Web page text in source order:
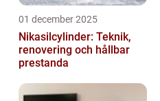
01 december 2025
Nikasilcylinder: Teknik,
renovering och hållbar
prestanda